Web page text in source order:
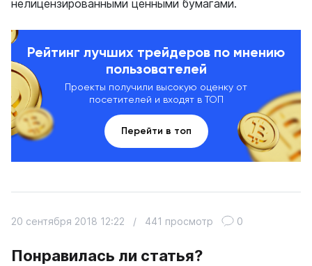
нелицензированными ценными бумагами.
Рейтинг лучших трейдеров по мнению
пользователей
Проекты получили высокую оценку от
посетителей и входят в ТОП
Перейти в топ
Понравилась ли статья?
20 сентября 2018 12:22 / 441 просмотр 0